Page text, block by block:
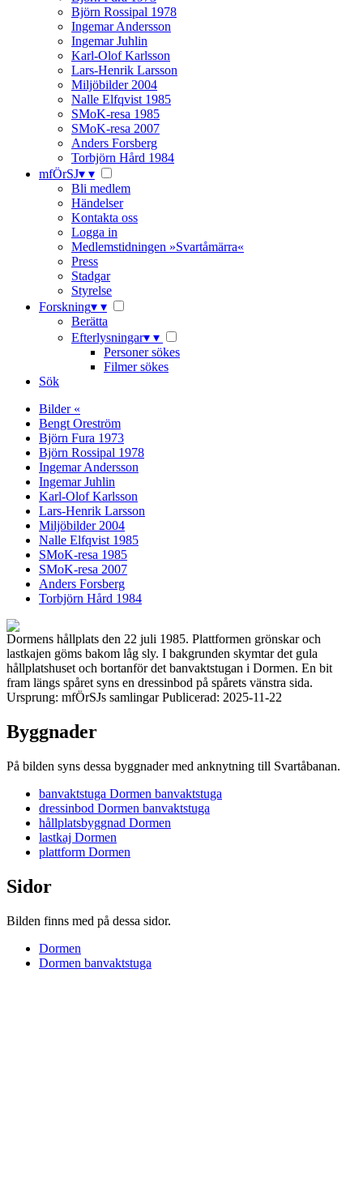
Björn Rossipal 1978
Ingemar Andersson
Ingemar Juhlin
Karl-Olof Karlsson
Lars-Henrik Larsson
Miljöbilder 2004
Nalle Elfqvist 1985
SMoK-resa 1985
SMoK-resa 2007
Anders Forsberg
Torbjörn Hård 1984
mfÖrSJ▾ ▾
Bli medlem
Händelser
Kontakta oss
Logga in
Medlemstidningen »Svartåmärra«
Press
Stadgar
Styrelse
Forskning▾ ▾
Berätta
Efterlysningar▾ ▾
Personer sökes
Filmer sökes
Sök
Bilder «
Bengt Oreström
Björn Fura 1973
Björn Rossipal 1978
Ingemar Andersson
Ingemar Juhlin
Karl-Olof Karlsson
Lars-Henrik Larsson
Miljöbilder 2004
Nalle Elfqvist 1985
SMoK-resa 1985
SMoK-resa 2007
Anders Forsberg
Torbjörn Hård 1984
Dormens hållplats den 22 juli 1985. Plattformen grönskar och
lastkajen göms bakom låg sly. I bakgrunden skymtar det gula
hållplatshuset och bortanför det banvaktstugan i Dormen. En bit
fram längs spåret syns en dressinbod på spårets vänstra sida.
Ursprung: mfÖrSJs samlingar Publicerad: 2025-11-22
Byggnader
På bilden syns dessa byggnader med anknytning till Svartåbanan.
banvaktstuga Dormen banvaktstuga
dressinbod Dormen banvaktstuga
hållplatsbyggnad Dormen
lastkaj Dormen
plattform Dormen
Sidor
Bilden finns med på dessa sidor.
Dormen
Dormen banvaktstuga